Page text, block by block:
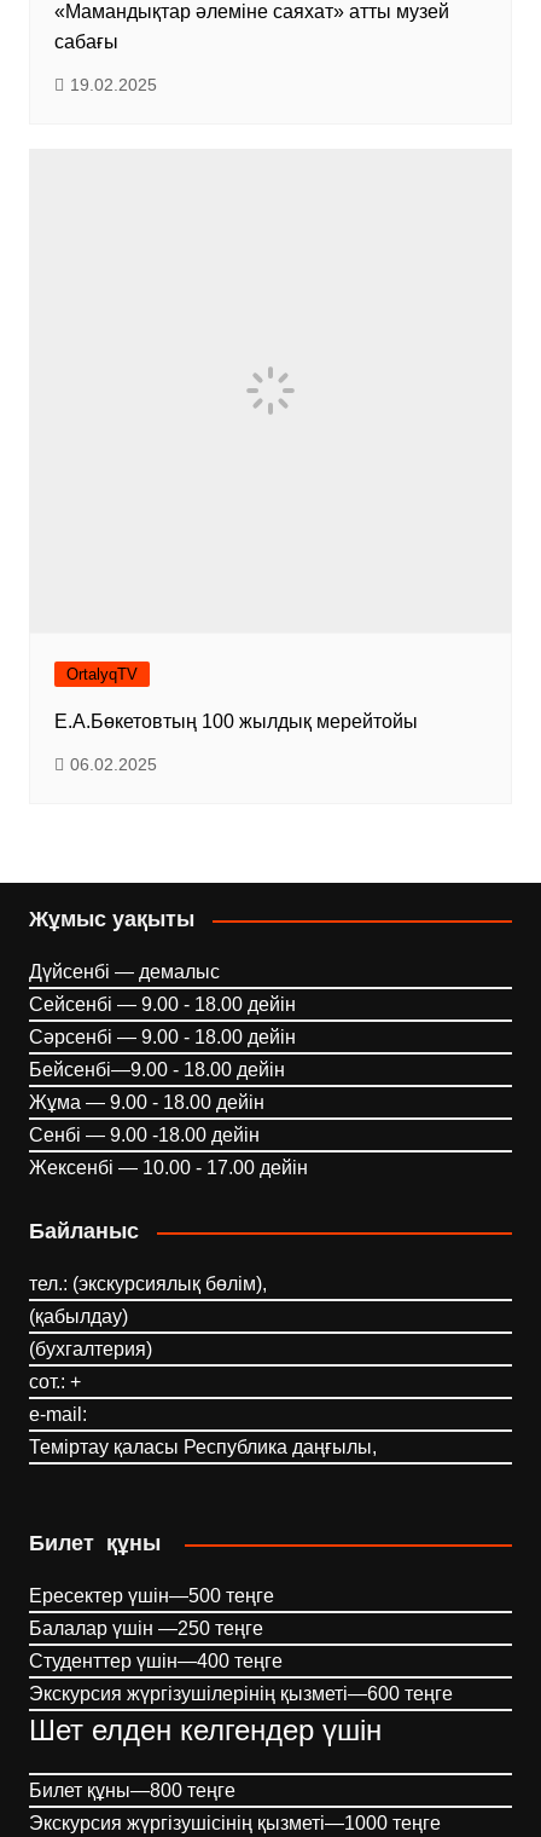
«Мамандықтар әлеміне саяхат» атты музей
сабағы
19.02.2025
OrtalyqTV
Е.А.Бөкетовтың 100 жылдық мерейтойы
06.02.2025
Жұмыс уақыты
Дүйсенбі — демалыс
Сейсенбі — 9.00 - 18.00 дейін
Сәрсенбі — 9.00 - 18.00 дейін
Бейсенбі—9.00 - 18.00 дейін
Жұма — 9.00 - 18.00 дейін
Сенбі — 9.00 -18.00 дейін
Жексенбі — 10.00 - 17.00 дейін
Байланыс
тел.: (экскурсиялық бөлім),
(қабылдау)
(бухгалтерия)
сот.: +
e-mail:
Теміртау қаласы Республика даңғылы,
Билет құны
Ересектер үшін—500 теңге
Балалар үшін —250 теңге
Студенттер үшін—400 теңге
Экскурсия жүргізушілерінің қызметі—600 теңге
Шет елден келгендер үшін
Билет құны—800 теңге
Экскурсия жүргізушісінің қызметі—1000 теңге